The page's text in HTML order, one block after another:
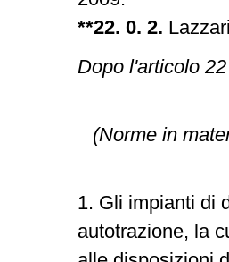
**22. 0. 2.
Dopo l'articolo
(Norme in
1. Gli impianti di
autotrazione, la